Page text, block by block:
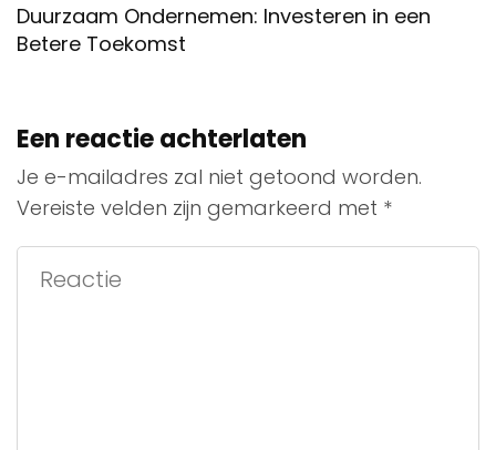
Duurzaam Ondernemen: Investeren in een
Betere Toekomst
Een reactie achterlaten
Je e-mailadres zal niet getoond worden.
Vereiste velden zijn gemarkeerd met *